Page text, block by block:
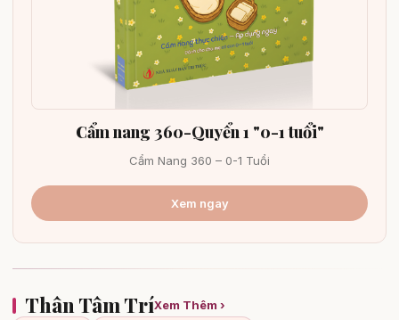
Cẩm nang 360-Quyển 1 "0-1 tuổi"
Cẩm Nang 360 – 0-1 Tuổi
Xem ngay
Thân Tâm TríXem Thêm ›